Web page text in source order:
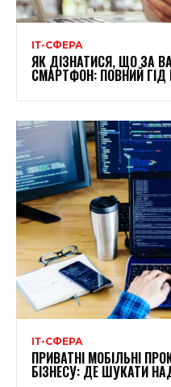
ІТ-СФЕРА
ЯК ДІЗНАТИСЯ, ЩО ЗА
СМАРТФОН: ПОВНИЙ ГІД
ІТ-СФЕРА
ПРИВАТНІ МОБІЛЬНІ
БІЗНЕСУ: ДЕ ШУКАТИ